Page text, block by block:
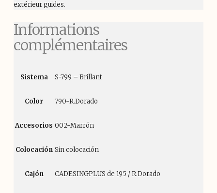
extérieur guides.
Informations
complémentaires
Sistema S-799 – Brillant
Color 790-R.Dorado
Accesorios 002-Marrón
Colocación Sin colocación
Cajón CADESINGPLUS de 195 / R.Dorado